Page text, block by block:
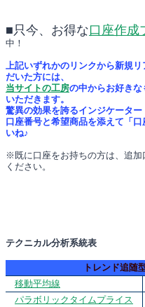
■只今、お得な口座作成
中！
上記いずれかのリンクから新規
だいた方には、
当サイトの工房の中からお好き
いただきます。
驚異の効果を誇るインジケータ
口座番号と希望商品を添えて「
いね♪
※既に口座をお持ちの方は、追
ください。
テクニカル分析系統表
トレンド追随
移動平均線
パラボリックタイムプライス